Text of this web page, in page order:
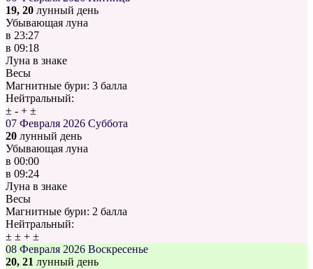
19, 20 лунный день
Убывающая луна
в 23:27
в 09:18
Луна в знаке
Весы
Магнитные бури: 3 балла
Нейтральный:
± - + ±
07 Февраля 2026 Суббота
20 лунный день
Убывающая луна
в 00:00
в 09:24
Луна в знаке
Весы
Магнитные бури: 2 балла
Нейтральный:
± ± + ±
08 Февраля 2026 Воскресенье
20, 21 лунный день